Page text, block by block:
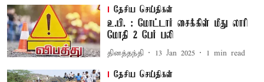
தேசிய செய்திகள்
உ.பி. : மோட்டார் சைக்கிள் மீது லாரி
மோதி 2 பேர் பலி
தினத்தந்தி 13 Jan 2025 1 min read
தேசிய செய்திகள்